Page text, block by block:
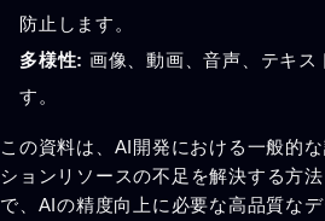
防止します。
多様性: 画像、動画、音声、テキス
す。
この資料は、AI開発における一般的
ションリソースの不足を解決する方
で、AIの精度向上に必要な高品質な